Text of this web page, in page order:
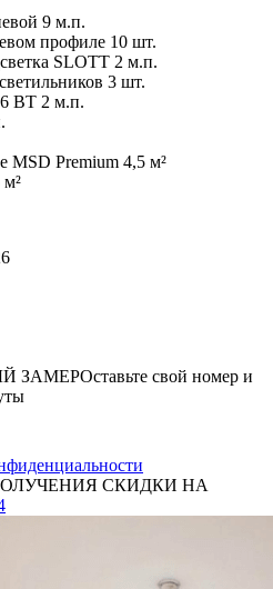
9 м.п.
профиле 10 шт.
SLOTT 2 м.п.
3 шт.
ВТ 2 м.п.
MSD Premium 4,5 м²
м²
ЗАМЕРОставьте свой номер и
СКИДКИ НА